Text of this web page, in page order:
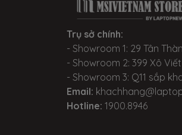
Trụ sở chính:
- Showroom 1: 29 Tân
- Showroom 2: 399 Xô Viết
- Showroom 3: Q11 sắp
Email:
Hotline: 1900.8946